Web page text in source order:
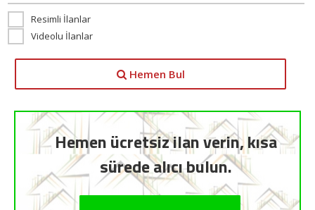
Resimli İlanlar
Videolu İlanlar
Hemen Bul
Hemen ücretsiz ilan verin, kısa
sürede alıcı bulun.